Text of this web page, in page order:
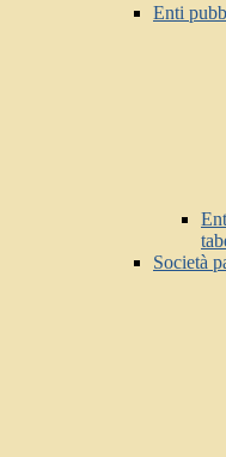
Enti
Società